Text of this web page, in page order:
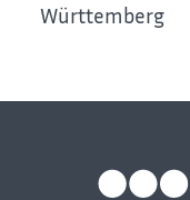
Württemberg